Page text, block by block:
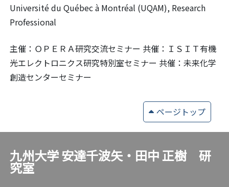
Université du Québec à Montréal (UQAM), Research
Professional
主催：ＯＰＥＲＡ研究交流セミナー 共催：ＩＳＩＴ有機
光エレクトロニクス研究特別室セミナー 共催：未来化学
創造センターセミナー
ページトップ
九州大学 安達千波矢・田中 正樹 研
究室